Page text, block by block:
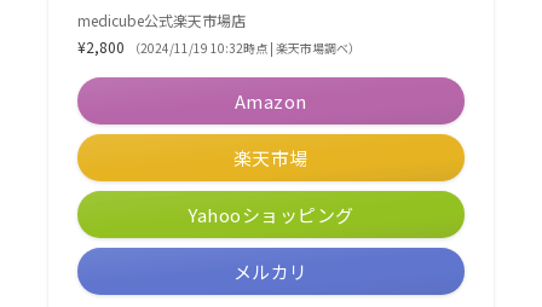
medicube公式楽天市場店
¥2,800
（2024/11/19 10:32時点 | 楽天市場調べ）
Amazon
楽天市場
Yahooショッピング
メルカリ